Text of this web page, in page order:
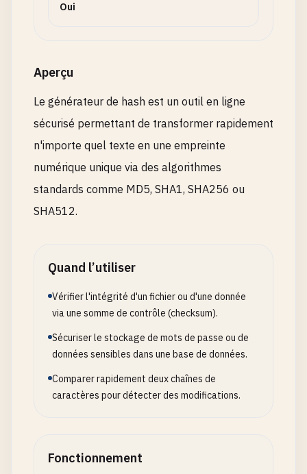
Oui
Aperçu
Le générateur de hash est un outil en ligne
sécurisé permettant de transformer rapidement
n'importe quel texte en une empreinte
numérique unique via des algorithmes
standards comme MD5, SHA1, SHA256 ou
SHA512.
Quand l’utiliser
Vérifier l'intégrité d'un fichier ou d'une donnée
via une somme de contrôle (checksum).
Sécuriser le stockage de mots de passe ou de
données sensibles dans une base de données.
Comparer rapidement deux chaînes de
caractères pour détecter des modifications.
Fonctionnement